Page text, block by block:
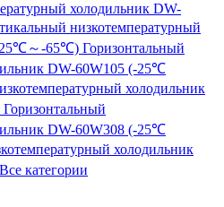
холодильник DW-
низкотемпературный
25℃～-65℃) Горизонтальный
DW-60W105 (-25℃
холодильник
Горизонтальный
DW-60W308 (-25℃
холодильник
Все категории